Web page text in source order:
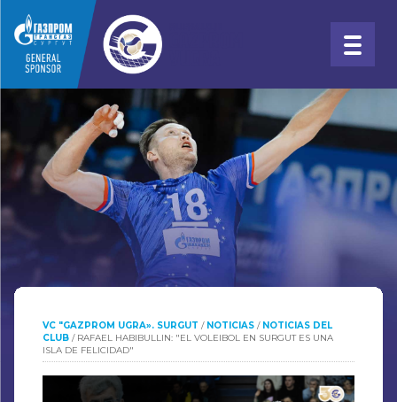
VC "GAZPROM UGRA». SURGUT / NOTICIAS / NOTICIAS DEL
CLUB / RAFAEL HABIBULLIN: "EL VOLEIBOL EN SURGUT ES UNA
ISLA DE FELICIDAD"